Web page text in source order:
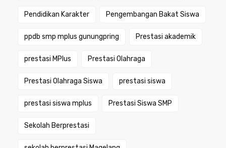
Pendidikan Karakter Pengembangan Bakat Siswa
ppdb smp mplus gunungpring Prestasi akademik
prestasi MPlus Prestasi Olahraga
Prestasi Olahraga Siswa prestasi siswa
prestasi siswa mplus Prestasi Siswa SMP
Sekolah Berprestasi